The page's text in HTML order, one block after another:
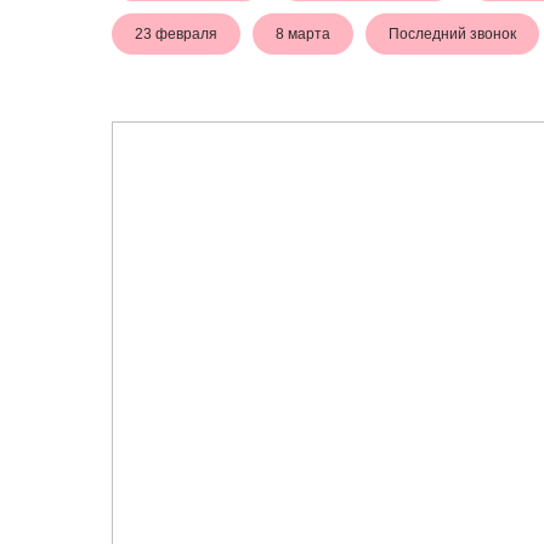
23 февраля 8 марта Последний звонок